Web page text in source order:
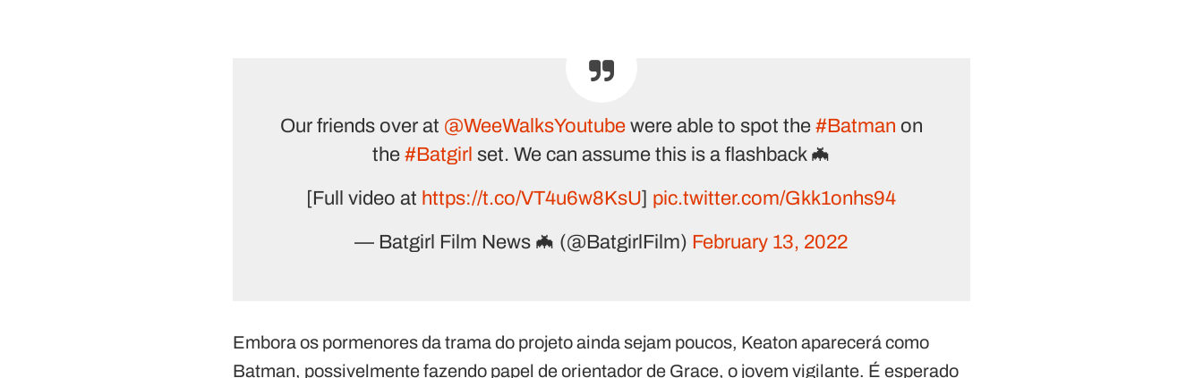
Our friends over at @WeeWalksYoutubewere able to spot the #Batman on
the #Batgirl set. We can assume this is a flashback 🦇
[Full video at https://t.co/VT4u6w8KsU] pic.twitter.com/Gkk1onhs94
— Batgirl Film News 🦇 (@BatgirlFilm) February 13, 2022
Embora os pormenores da trama do projeto ainda sejam poucos, Keaton aparecerá como
Batman, possivelmente fazendo papel de orientador de Grace, o jovem vigilante. É esperado